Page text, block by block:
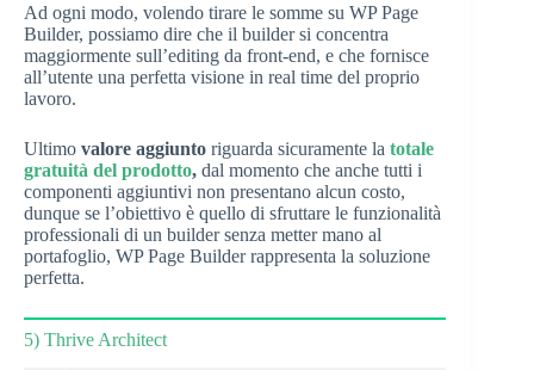
Ad ogni modo, volendo tirare le somme su WP Page
Builder, possiamo dire che il builder si concentra
maggiormente sull’editing da front-end, e che fornisce
all’utente una perfetta visione in real time del proprio
lavoro.
Ultimo valore aggiunto riguarda sicuramente la totale
gratuità del prodotto, dal momento che anche tutti i
componenti aggiuntivi non presentano alcun costo,
dunque se l’obiettivo è quello di sfruttare le funzionalità
professionali di un builder senza metter mano al
portafoglio, WP Page Builder rappresenta la soluzione
perfetta.
5) Thrive Architect